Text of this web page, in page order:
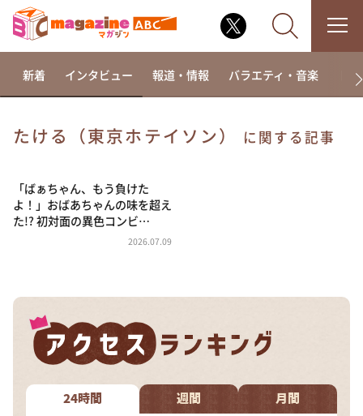
相席食堂
これ余談なんですけど・・・
～人生密着トークバラエティ！～ やすとものいたっ
河合＆A.B.C-Z塚田×福井アナ「なんでやねん！？」
（news おかえり）
DAIGOも台所 ～きょうの献立 何にする？～
本日はダイアンなり！シーズン２
新着 インタビュー 報道・情報 バラエティ・音楽 ド
たける（東京ホテイソン） に関する記事
「ばぁちゃん、もう負けた
よ！」おばあちゃんの味を超え
た!? 初対面の異色コンビ…
2026.07.09
24時間 週間 月間